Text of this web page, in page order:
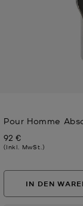
Pour Homme
Jetzt
92 €
(Inkl. MwSt.)
IN DEN